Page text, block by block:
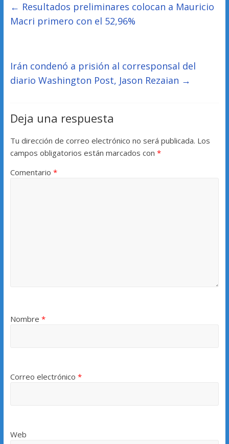
← Resultados preliminares colocan a Mauricio
Macri primero con el 52,96%
Irán condenó a prisión al corresponsal del
diario Washington Post, Jason Rezaian →
Deja una respuesta
Tu dirección de correo electrónico no será publicada. Los
campos obligatorios están marcados con *
Comentario *
Nombre *
Correo electrónico *
Web